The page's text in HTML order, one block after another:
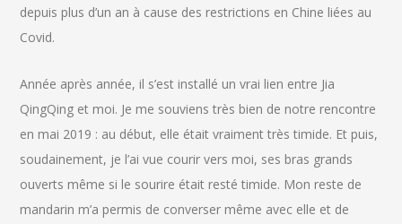
depuis plus d’un an à cause des restrictions en Chine liées au
Covid.
Année après année, il s’est installé un vrai lien entre Jia
QingQing et moi. Je me souviens très bien de notre rencontre
en mai 2019 : au début, elle était vraiment très timide. Et puis,
soudainement, je l’ai vue courir vers moi, ses bras grands
ouverts même si le sourire était resté timide. Mon reste de
mandarin m’a permis de converser même avec elle et de